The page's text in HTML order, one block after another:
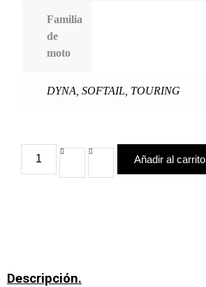
Familia
de
moto
DYNA SOFTAIL TOURING
Añadir al carrito
Descripción.